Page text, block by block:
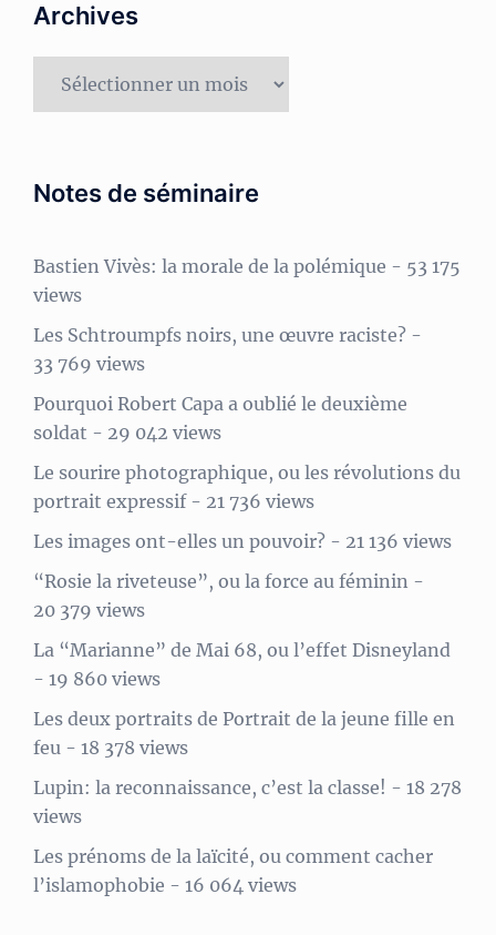
Archives
Archives
Notes de séminaire
Bastien Vivès: la morale de la polémique - 53 175
views
Les Schtroumpfs noirs, une œuvre raciste? -
33 769 views
Pourquoi Robert Capa a oublié le deuxième
soldat - 29 042 views
Le sourire photographique, ou les révolutions du
portrait expressif- 21 736 views
Les images ont-elles un pouvoir? - 21 136 views
“Rosie la riveteuse”, ou la force au féminin -
20 379 views
La “Marianne” de Mai 68, ou l’effet Disneyland
- 19 860 views
Les deux portraits de Portrait de la jeune fille en
feu - 18 378 views
Lupin: la reconnaissance, c’est la classe! - 18 278
views
Les prénoms de la laïcité, ou comment cacher
l’islamophobie - 16 064 views